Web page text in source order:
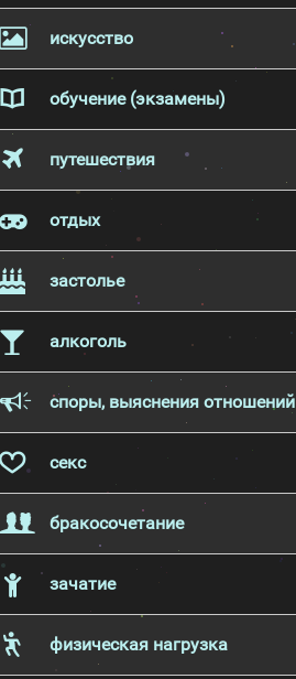
искусство
обучение (экзамены)
путешествия
отдых
застолье
алкоголь
споры, выяснения отношений
секс
бракосочетание
зачатие
физическая нагрузка